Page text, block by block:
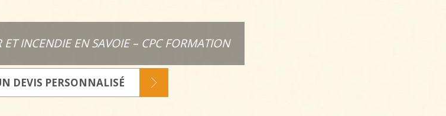
INCENDIE EN SAVOIE – CPC FORMATION
DEVIS PERSONNALISÉ